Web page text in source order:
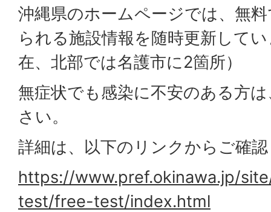
沖縄県のホームページでは、無
られる施設情報を随時更新して
在、北部では名護市に2箇所）
無症状でも感染に不安のある方
さい。
詳細は、以下のリンクからご確
https://www.pref.okinawa.jp/
test/free-test/index.html